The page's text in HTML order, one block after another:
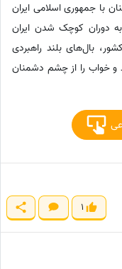
با جمهوری اسلامی ایران
دوران کوچک شدن ایران
بال‌های بلند راهبردی
و خواب را از چشم دشمنان
1